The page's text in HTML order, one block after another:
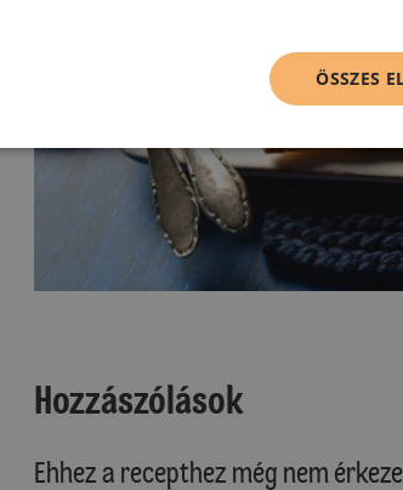
Hozzászólások
Ehhez a recepthez még nem
ÖSSZES